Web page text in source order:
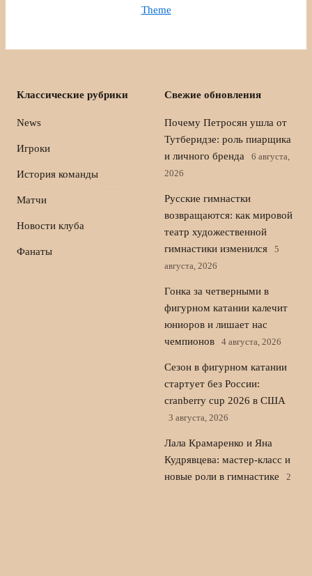
Theme
Классические рубрики
News
Игроки
История команды
Матчи
Новости клуба
Фанаты
Свежие обновления
Почему Петросян ушла от
Тутберидзе: роль пиарщика
и личного бренда
6 августа,
2026
Русские гимнастки
возвращаются: как мировой
театр художественной
гимнастики изменился
5
августа, 2026
Гонка за четверными в
фигурном катании калечит
юниоров и лишает нас
чемпионов
4 августа, 2026
Сезон в фигурном катании
стартует без России:
cranberry cup 2026 в США
3 августа, 2026
Лала Крамаренко и Яна
Кудрявцева: мастер-класс и
новые роли в гимнастике
2